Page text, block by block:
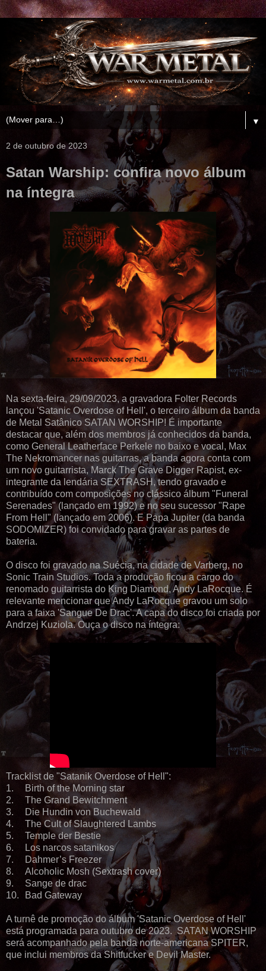
▼
2 de outubro de 2023
Satan Warship: confira novo álbum
na íntegra
Na sexta-feira, 29/09/2023, a gravadora Folter Records
lançou 'Satanic Overdose of Hell', o terceiro álbum da banda
de Metal Satânico SATAN WORSHIP! É importante
destacar que, além dos membros já conhecidos da banda,
como General Leatherface Perkele no baixo e vocal, Max
The Nekromancer nas guitarras, a banda agora conta com
um novo guitarrista, Marck The Grave Digger Rapist, ex-
integrante da lendária SEXTRASH, tendo gravado e
contribuído com composições no clássico álbum "Funeral
Serenades" (lançado em 1992) e no seu sucessor "Rape
From Hell" (lançado em 2006). E Papa Jupiter (da banda
SODOMIZER) foi convidado para gravar as partes de
bateria.
O disco foi gravado na Suécia, na cidade de Varberg, no
Sonic Train Studios. Toda a produção ficou a cargo do
renomado guitarrista do King Diamond, Andy LaRocque. É
relevante mencionar que Andy LaRocque gravou um solo
para a faixa 'Sangue De Drac'. A capa do disco foi criada por
Andrzej Kuziola. Ouça o disco na íntegra:
Tracklist de "Satanik Overdose of Hell":
1.
Birth of the Morning star
2.
The Grand Bewitchment
3.
Die Hundin von Buchewald
4.
The Cult of Slaughtered Lambs
5.
Temple der Bestie
6.
Los narcos satanikos
7.
Dahmer’s Freezer
8.
Alcoholic Mosh (Sextrash cover)
9.
Sange de drac
10.
Bad Gateway
A turnê de promoção do álbum 'Satanic Overdose of Hell'
está programada para outubro de 2023. SATAN WORSHIP
será acompanhado pela banda norte-americana SPITER,
que inclui membros da Shitfucker e Devil Master.